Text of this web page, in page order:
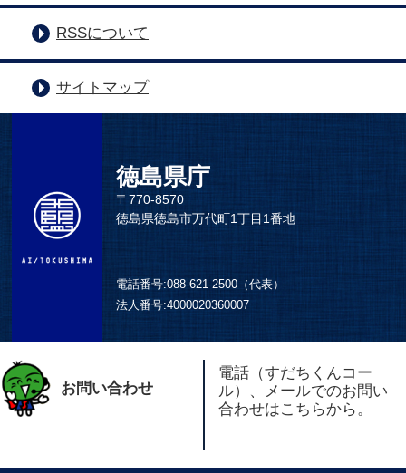
RSSについて
サイトマップ
徳島県庁
〒770-8570
徳島県徳島市万代町1丁目1番地
電話番号:088-621-2500（代表）
法人番号:4000020360007
お問い合わせ
電話（すだちくんコー
ル）、メールでのお問い
合わせはこちらから。